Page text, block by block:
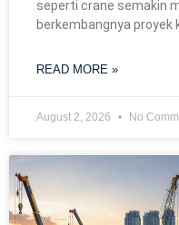
seperti crane semakin
berkembangnya
READ MORE »
August 2, 2026 No